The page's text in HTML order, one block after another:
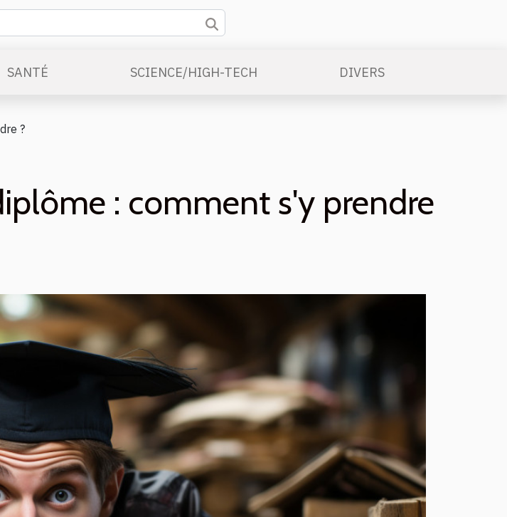
SANTÉ SCIENCE/HIGH-TECH DIVERS
?
: comment s'y prendre